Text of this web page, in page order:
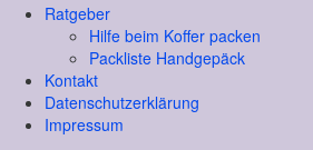
Ratgeber
Hilfe beim Koffer packen
Packliste Handgepäck
Kontakt
Datenschutzerklärung
Impressum